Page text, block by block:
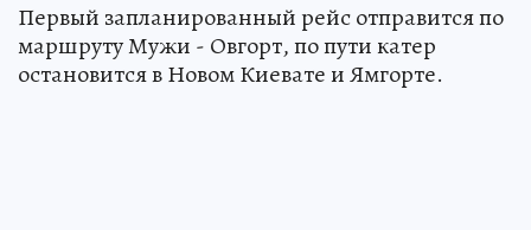
Первый запланированный рейс отправится по
маршруту Мужи - Овгорт, по пути катер
остановится в Новом Киевате и Ямгорте.